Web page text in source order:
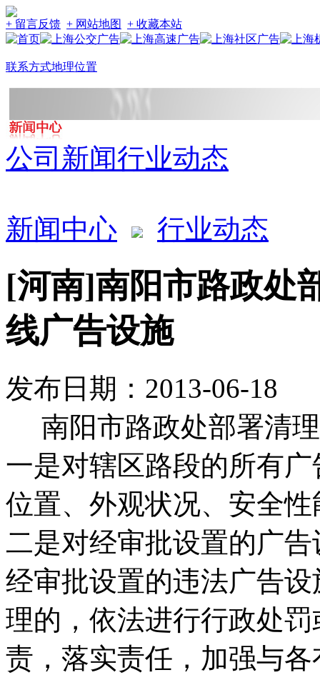
+ 留言反馈 + 网站地图 + 收藏本站
联系方式地理位置
公司新闻行业动态
新闻中心 行业动态
[河南]南阳市路政处
线广告设施
发布日期：2013-06-18
南阳市路政处部署清
一是对辖区路段的所有
位置、外观状况、安全
二是对经审批设置的广
经审批设置的违法广告
理的，依法进行行政处
责，落实责任，加强与